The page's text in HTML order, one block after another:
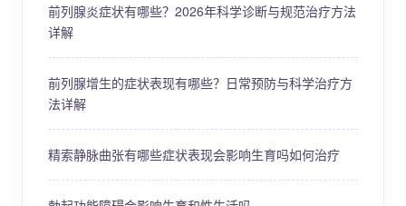
前列腺炎症状有哪些？2026年科学诊断与规范治疗方法
详解
前列腺增生的症状表现有哪些？日常预防与科学治疗方
法详解
精索静脉曲张有哪些症状表现会影响生育吗如何治疗